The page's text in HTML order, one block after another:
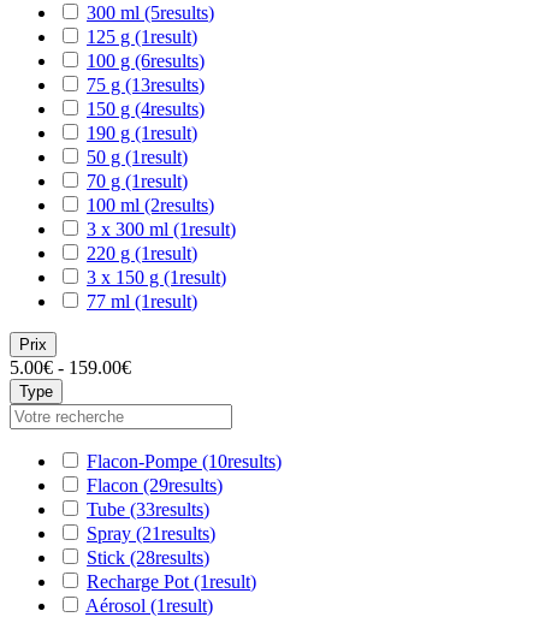
300 ml (5results)
125 g (1result)
100 g (6results)
75 g (13results)
150 g (4results)
190 g (1result)
50 g (1result)
70 g (1result)
100 ml (2results)
3 x 300 ml (1result)
220 g (1result)
3 x 150 g (1result)
77 ml (1result)
Prix
5.00€ - 159.00€
Type
Flacon-Pompe (10results)
Flacon (29results)
Tube (33results)
Spray (21results)
Stick (28results)
Recharge Pot (1result)
Aérosol (1result)